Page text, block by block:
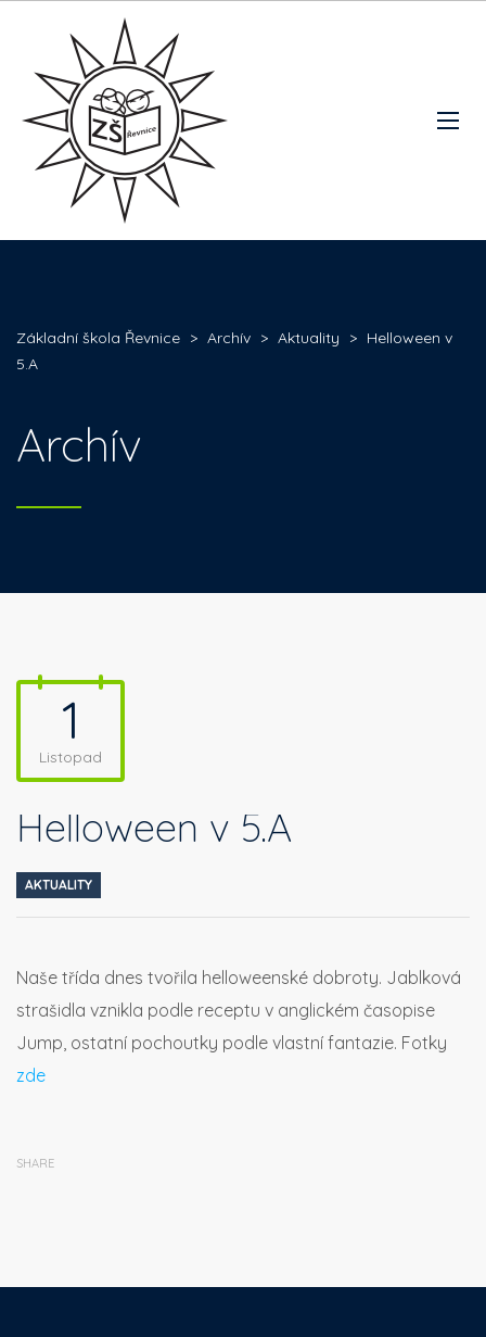
Základní škola Řevnice > Archív > Aktuality > Helloween v
5.A
Archív
1
Listopad
Helloween v 5.A
AKTUALITY
Naše třída dnes tvořila helloweenské dobroty. Jablková
strašidla vznikla podle receptu v anglickém časopise
Jump, ostatní pochoutky podle vlastní fantazie. Fotky
zde
SHARE